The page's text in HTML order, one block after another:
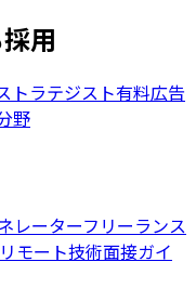
用
トラテジスト有料広告
野
レーターフリーランス
リモート技術面接ガイ